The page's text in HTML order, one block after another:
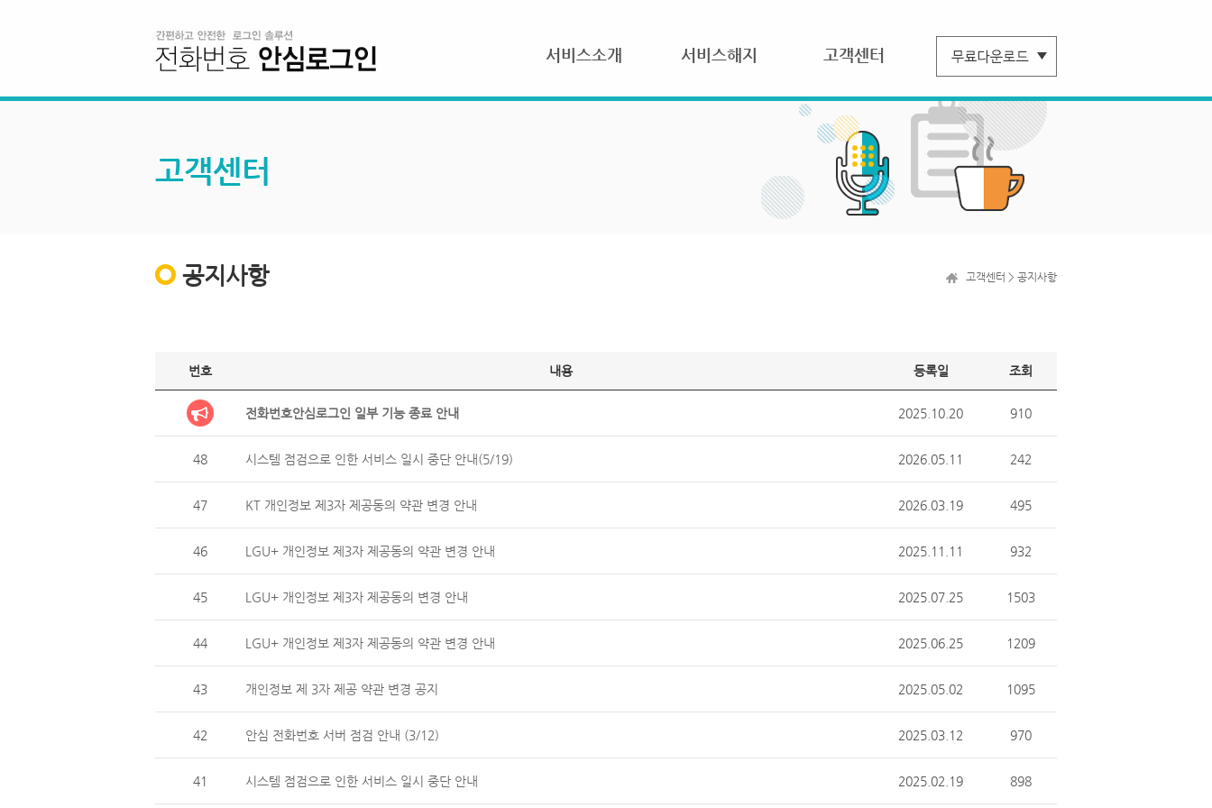
서비스소개 서비스해지 고객센터
고객센터
공지사항 고객센터 > 공지사항
번호 내용 등록일 조회
전화번호안심로그인 일부 기능 종료 안내 2025.10.20 910
48 시스템 점검으로 인한 서비스 일시 중단 안내(5/19) 2026.05.11 242
47 KT 개인정보 제3자 제공동의 약관 변경 안내 2026.03.19 495
46 LGU+ 개인정보 제3자 제공동의 약관 변경 안내 2025.11.11 932
45 LGU+ 개인정보 제3자 제공동의 변경 안내 2025.07.25 1503
44 LGU+ 개인정보 제3자 제공동의 약관 변경 안내 2025.06.25 1209
43 개인정보 제 3자 제공 약관 변경 공지 2025.05.02 1095
42 안심 전화번호 서버 점검 안내 (3/12) 2025.03.12 970
41 시스템 점검으로 인한 서비스 일시 중단 안내 2025.02.19 898